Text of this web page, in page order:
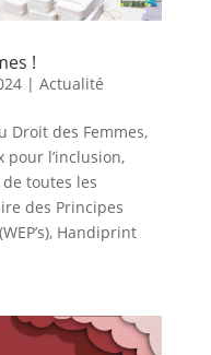
!
| Actualité
Droit des Femmes,
l’inclusion,
toutes les
des Principes
Handiprint